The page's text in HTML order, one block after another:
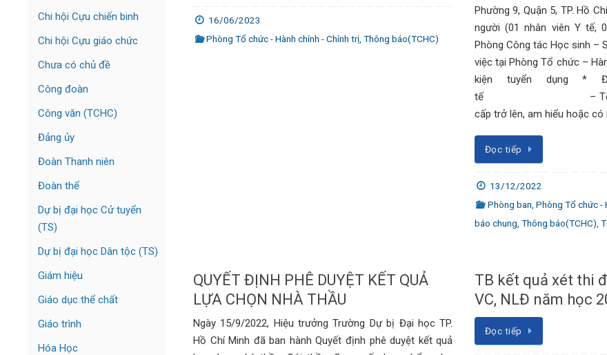
16/06/2023
Phòng Tổ chức - Hành chính - Chính trị ,Thông báo(TCHC)
Phường 9, Quận 5, TP. Hồ
người (01 nhân viên Y tế,
Phòng Công tác Học sinh –
việc tại Phòng Tổ chức –
kiện tuyển dụng *
tế – Tốt nghiệp
cấp trở lên, am hiểu hoặc có
Đọc tiếp
13/12/2022
Phòng ban Phòng Tổ chức -
báo chung Thông báo(TCHC)
QUYẾT ĐỊNH PHÊ DUYỆT KẾT QUẢ
LỰA CHỌN NHÀ THẦU
Ngày 15/9/2022, Hiệu trưởng Trường Dự bị Đại học TP.
Hồ Chí Minh đã ban hành Quyết định phê duyệt kết quả
TB kết quả xét thi
VC, NLĐ năm học
Đọc tiếp
Chi hội Cựu chiến binh
Chi hội Cựu giáo chức
Chưa có chủ đề
Công đoàn
Công văn (TCHC)
Đảng ủy
Đoàn Thanh niên
Đoàn thể
Dự bị đại học Cử tuyển
(TS)
Dự bị đại học Dân tộc (TS)
Giám hiệu
Giáo dục thể chất
Giáo trình
Hóa Học